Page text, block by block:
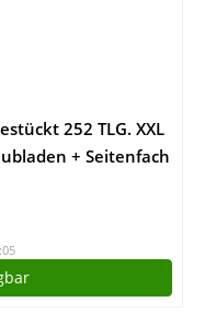
252 TLG. XXL
+ Seitenfach
mit
Assistent